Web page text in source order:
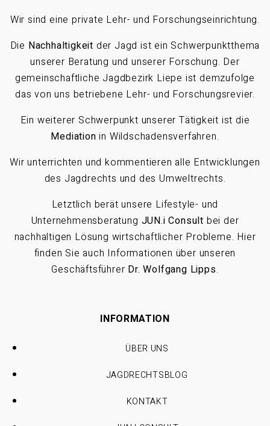
Wir sind eine private Lehr- und Forschungseinrichtung.
Die Nachhaltigkeit der Jagd ist ein Schwerpunktthema
unserer Beratung und unserer Forschung. Der
gemeinschaftliche Jagdbezirk Liepe ist demzufolge
das von uns betriebene Lehr- und Forschungsrevier.
Ein weiterer Schwerpunkt unserer Tätigkeit ist die
Mediation in Wildschadensverfahren.
Wir unterrichten und kommentieren alle Entwicklungen
des Jagdrechts und des Umweltrechts.
Letztlich berät unsere Lifestyle- und
Unternehmensberatung JUN.i Consult bei der
nachhaltigen Lösung wirtschaftlicher Probleme. Hier
finden Sie auch Informationen über unseren
Geschäftsführer Dr. Wolfgang Lipps.
INFORMATION
ÜBER UNS
JAGDRECHTSBLOG
KONTAKT